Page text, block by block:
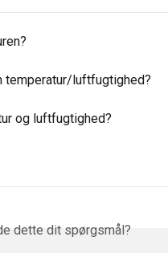
temperatur/luftfugtighed?
og luftfugtighed?
dette dit spørgsmål?